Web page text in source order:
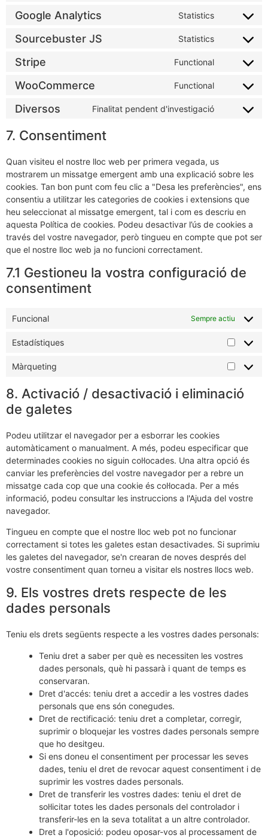
Google Analytics Statistics
Sourcebuster JS Statistics
Stripe Functional
WooCommerce Functional
Diversos Finalitat pendent d'investigació
7. Consentiment
Quan visiteu el nostre lloc web per primera vegada, us
mostrarem un missatge emergent amb una explicació sobre les
cookies. Tan bon punt com feu clic a "Desa les preferències", ens
consentiu a utilitzar les categories de cookies i extensions que
heu seleccionat al missatge emergent, tal i com es descriu en
aquesta Política de cookies. Podeu desactivar l’ús de cookies a
través del vostre navegador, però tingueu en compte que pot ser
que el nostre lloc web ja no funcioni correctament.
7.1 Gestioneu la vostra configuració de
consentiment
Funcional Sempre actiu
Estadístiques
Màrqueting
8. Activació / desactivació i eliminació
de galetes
Podeu utilitzar el navegador per a esborrar les cookies
automàticament o manualment. A més, podeu especificar que
determinades cookies no siguin col·locades. Una altra opció és
canviar les preferències del vostre navegador per a rebre un
missatge cada cop que una cookie és col·locada. Per a més
informació, podeu consultar les instruccions a l'Ajuda del vostre
navegador.
Tingueu en compte que el nostre lloc web pot no funcionar
correctament si totes les galetes estan desactivades. Si suprimiu
les galetes del navegador, se'n crearan de noves després del
vostre consentiment quan torneu a visitar els nostres llocs web.
9. Els vostres drets respecte de les
dades personals
Teniu els drets següents respecte a les vostres dades personals:
Teniu dret a saber per què es necessiten les vostres
dades personals, què hi passarà i quant de temps es
conservaran.
Dret d'accés: teniu dret a accedir a les vostres dades
personals que ens són conegudes.
Dret de rectificació: teniu dret a completar, corregir,
suprimir o bloquejar les vostres dades personals sempre
que ho desitgeu.
Si ens doneu el consentiment per processar les seves
dades, teniu el dret de revocar aquest consentiment i de
suprimir les vostres dades personals.
Dret de transferir les vostres dades: teniu el dret de
sol·licitar totes les dades personals del controlador i
transferir-les en la seva totalitat a un altre controlador.
Dret a l'oposició: podeu oposar-vos al processament de